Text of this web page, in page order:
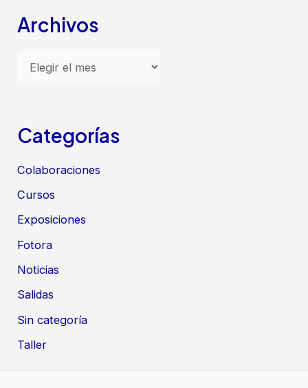
Archivos
h
v
o
s
Categorías
Colaboraciones
Cursos
Exposiciones
Fotora
Noticias
Salidas
Sin categoría
Taller